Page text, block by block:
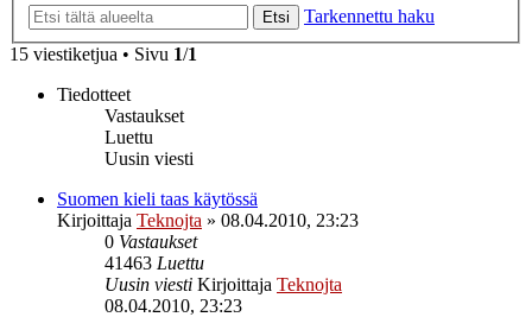
Etsi
Tarkennettu haku
15 viestiketjua • Sivu 1/1
Tiedotteet
Vastaukset
Luettu
Uusin viesti
Suomen kieli taas käytössä
Kirjoittaja Teknojta » 08.04.2010, 23:23
0 Vastaukset
41463 Luettu
Uusin viesti Kirjoittaja Teknojta
08.04.2010, 23:23